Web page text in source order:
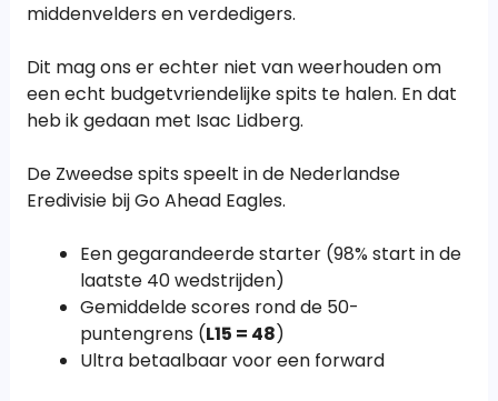
middenvelders en verdedigers.
Dit mag ons er echter niet van weerhouden om
een echt budgetvriendelijke spits te halen. En dat
heb ik gedaan met Isac Lidberg.
De Zweedse spits speelt in de Nederlandse
Eredivisie bij Go Ahead Eagles.
Een gegarandeerde starter (98% start in de
laatste 40 wedstrijden)
Gemiddelde scores rond de 50-
puntengrens (L15 = 48)
Ultra betaalbaar voor een forward